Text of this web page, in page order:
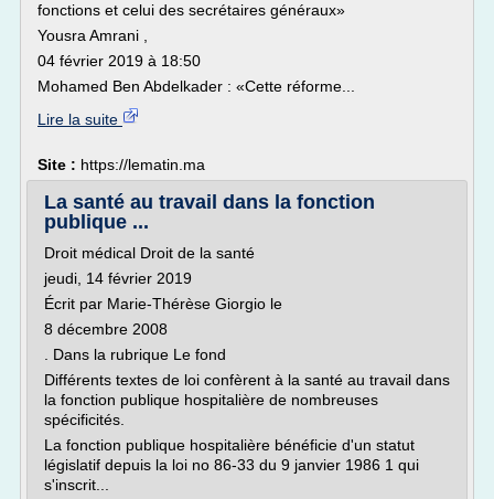
fonctions et celui des secrétaires généraux»
Yousra Amrani ,
04 février 2019 à 18:50
Mohamed Ben Abdelkader : «Cette réforme...
Lire la suite
Site : https://lematin.ma
La santé au travail dans la fonction
publique ...
Droit médical Droit de la santé
jeudi, 14 février 2019
Écrit par Marie-Thérèse Giorgio le
8 décembre 2008
. Dans la rubrique Le fond
Différents textes de loi confèrent à la santé au travail dans
la fonction publique hospitalière de nombreuses
spécificités.
La fonction publique hospitalière bénéficie d'un statut
législatif depuis la loi no 86-33 du 9 janvier 1986 1 qui
s'inscrit...